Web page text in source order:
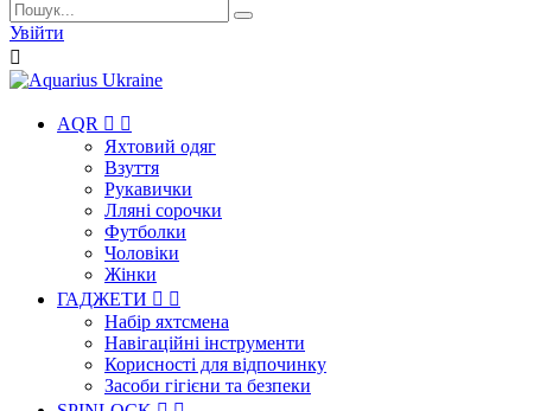
Увійти

AQR  
Яхтовий одяг
Взуття
Рукавички
Лляні сорочки
Футболки
Чоловіки
Жінки
ГАДЖЕТИ  
Набір яхтсмена
Навігаційні інструменти
Корисності для відпочинку
Засоби гігієни та безпеки